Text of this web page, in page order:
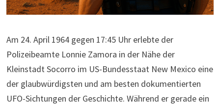
Am 24. April 1964 gegen 17:45 Uhr erlebte der
Polizeibeamte Lonnie Zamora in der Nähe der
Kleinstadt Socorro im US-Bundesstaat New Mexico eine
der glaubwürdigsten und am besten dokumentierten
UFO-Sichtungen der Geschichte. Während er gerade ein